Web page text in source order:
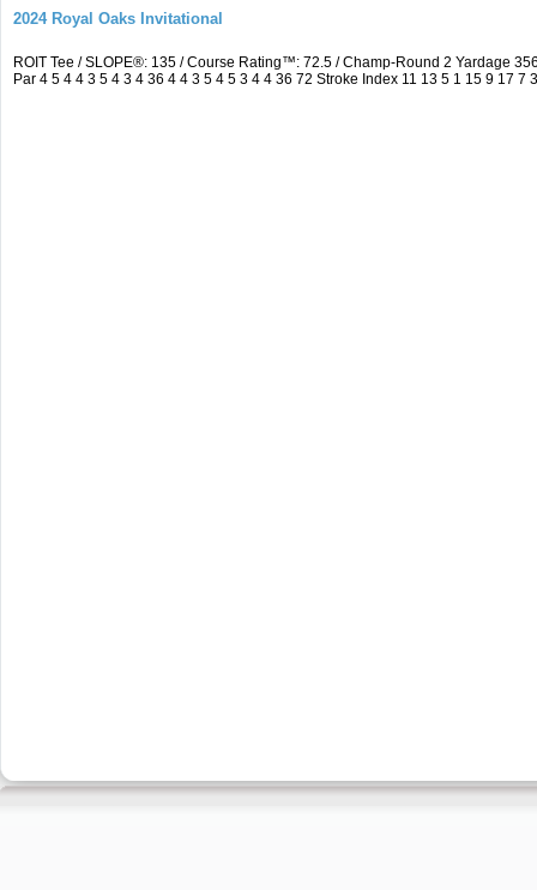
2024 Royal Oaks Invitational
ROIT Tee / SLOPE®: 135 / Course Rating™: 72.5 / Champ-Round 2 Yardage
Par 4 5 4 4 3 5 4 3 4 36 4 4 3 5 4 5 3 4 4 36 72 Stroke Index 11 13 5 1 15 9 17 7